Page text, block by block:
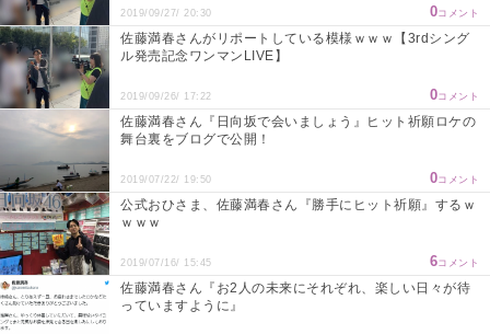
2019/09/27/ 20:30 0コメント
佐藤満春さんがリポートしている模様ｗｗｗ【3rdシング
ル発売記念ワンマンLIVE】
2019/09/26/ 17:22 0コメント
佐藤満春さん『日向坂で会いましょう』ヒット祈願ロケの
舞台裏をブログで公開！
2019/07/22/ 19:50 0コメント
公式おひさま、佐藤満春さん『勝手にヒット祈願』するｗ
ｗｗｗ
2019/07/16/ 15:45 6コメント
佐藤満春さん『お2人の未来にそれぞれ、楽しい日々が待
っていますように』